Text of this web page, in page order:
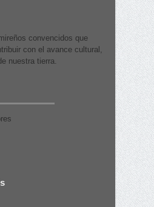
convencidos que
con el avance cultural,
nuestra tierra.